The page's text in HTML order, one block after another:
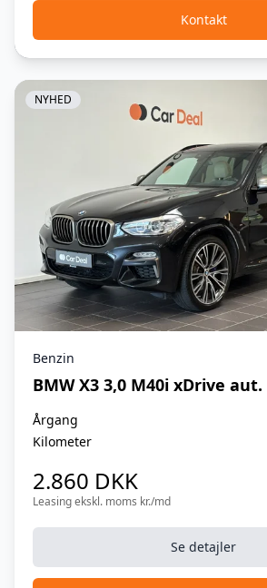
Undervogn, adaptiv
Varme i rat
Kontakt
NYHED
Benzin
BMW X3 3,0 M40i xDrive aut.
Årgang
Kilometer
2.860 DKK
Leasing ekskl. moms kr./md
Se detajler